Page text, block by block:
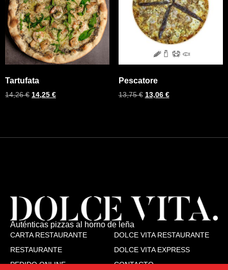
Tartufata
14,26€ 14,25 €
Pescatore
13,75€ 13,06 €
Auténticas pizzas al horno de leña
CARTA RESTAURANTE
RESTAURANTE
PEDIDO ONLINE
DOLCE VITA RESTAURANTE
DOLCE VITA EXPRESS
CONTACTO